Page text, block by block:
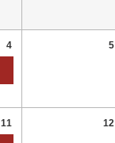
4 5
11 12